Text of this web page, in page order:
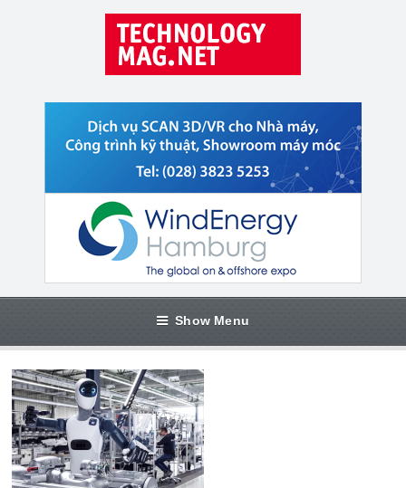
Show Menu